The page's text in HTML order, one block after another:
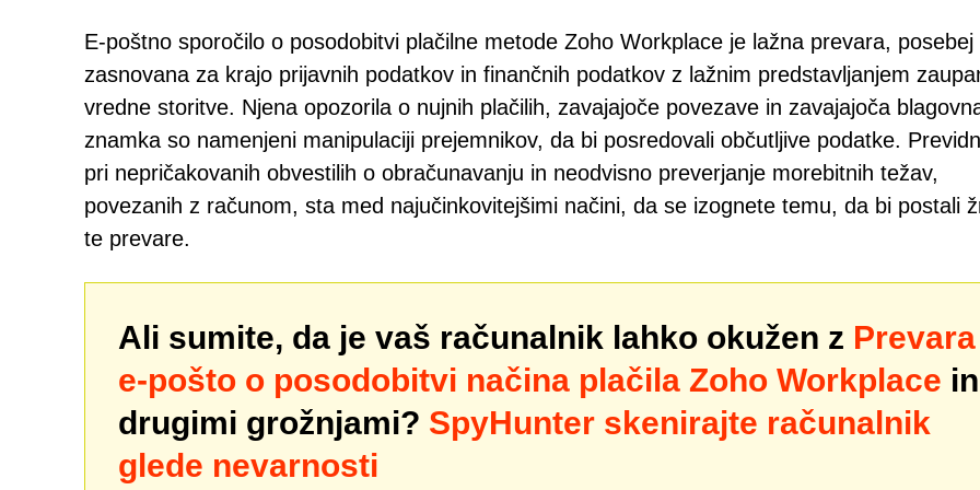
E-poštno sporočilo o posodobitvi plačilne metode Zoho Workplace je lažna prevara, posebej
zasnovana za krajo prijavnih podatkov in finančnih podatkov z lažnim predstavljanjem
vredne storitve. Njena opozorila o nujnih plačilih, zavajajoče povezave in zavajajoča
znamka so namenjeni manipulaciji prejemnikov, da bi posredovali občutljive podatke.
pri nepričakovanih obvestilih o obračunavanju in neodvisno preverjanje morebitnih težav,
povezanih z računom, sta med najučinkovitejšimi načini, da se izognete temu, da bi postali
te prevare.
Ali sumite, da je vaš računalnik lahko okužen z
e-pošto o posodobitvi načina plačila Zoho Workplace in
drugimi grožnjami? SpyHunter skenirajte računalnik
glede nevarnosti